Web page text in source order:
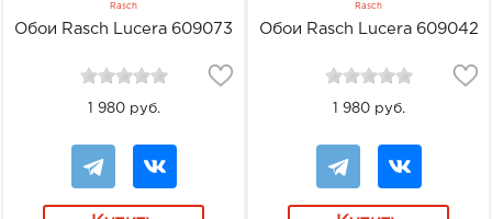
Rasch
Обои Rasch Lucera 609073
1 980 руб.
Rasch
Обои Rasch Lucera 609042
1 980 руб.